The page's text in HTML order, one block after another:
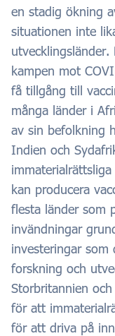
en stadig ökning
situationen inte
kampen mot
få tillgång till
många länder i
av sin befolkning
Indien och
kan producera
flesta länder som
invändningar
investeringar som
forskning och
Storbritannien
för att
för att driva på